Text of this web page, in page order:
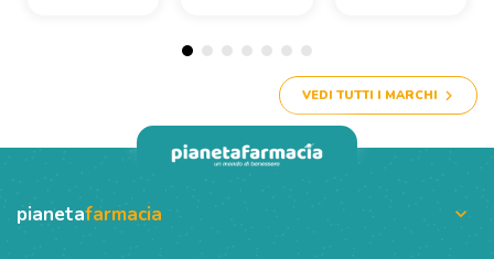
VEDI TUTTI I MARCHI
pianetafarmacia 